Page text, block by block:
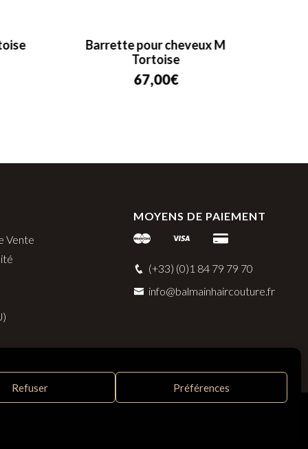
Refuser Préférences
Barrette pour cheveux M
Tortoise
67,00€
Vente
MOYENS DE PAIEMENT
(+33) (0)1 84 79 79 70
info@balmainhaircouture.fr